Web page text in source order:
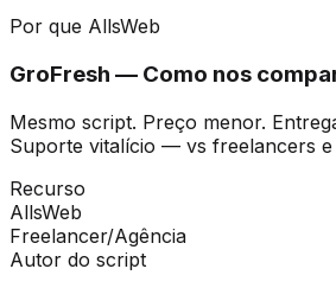
Por que AllsWeb
GroFresh — Como nos
Mesmo script. Preço menor.
Suporte vitalício — vs freelancers
Recurso
AllsWeb
Freelancer/Agência
Autor do script